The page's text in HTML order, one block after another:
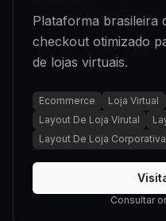
Plataforma brasileira
checkout otimizado
de lojas virtuais.
Ecommerce Loja Virtual
Layout De Loja Virutal
Layout De Loja Corporativa
Consultar